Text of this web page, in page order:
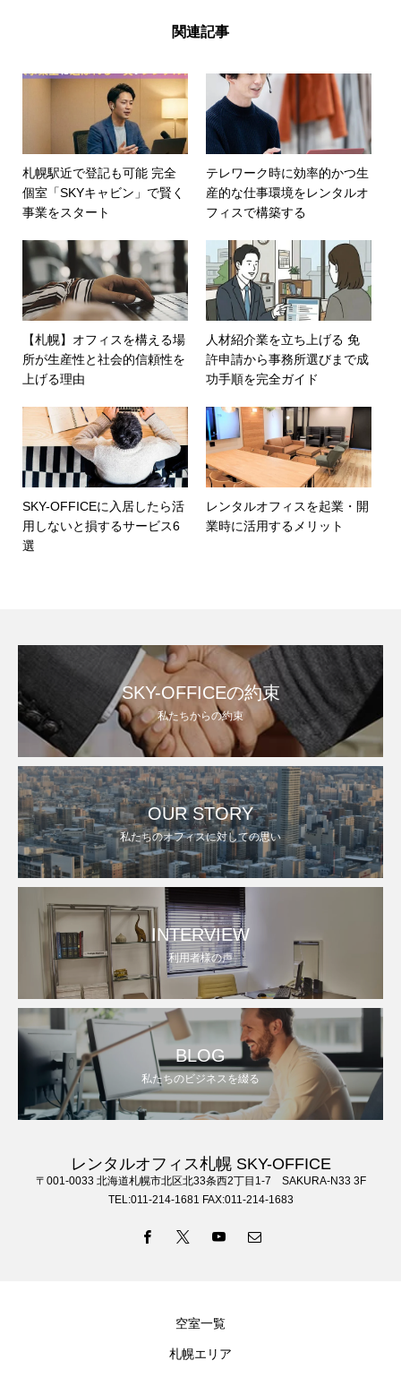
関連記事
札幌駅近で登記も可能 完全
個室「SKYキャビン」で賢く
事業をスタート
テレワーク時に効率的かつ生
産的な仕事環境をレンタルオ
フィスで構築する
【札幌】オフィスを構える場
所が生産性と社会的信頼性を
上げる理由
人材紹介業を立ち上げる 免
許申請から事務所選びまで成
功手順を完全ガイド
SKY-OFFICEに入居したら活
用しないと損するサービス6
選
レンタルオフィスを起業・開
業時に活用するメリット
SKY-OFFICEの約束
私たちからの約束
OUR STORY
私たちのオフィスに対しての思い
INTERVIEW
利用者様の声
BLOG
私たちのビジネスを綴る
レンタルオフィス札幌 SKY-OFFICE
〒001-0033 北海道札幌市北区北33条西2丁目1-7 SAKURA-N33 3F
TEL:011-214-1681 FAX:011-214-1683
空室一覧
札幌エリア